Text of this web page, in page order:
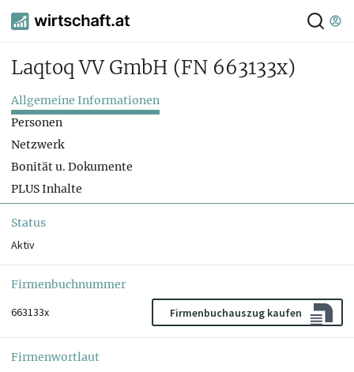
Laqtoq VV GmbH (FN 663133x)
Allgemeine Informationen
Personen
Netzwerk
Bonität u. Dokumente
PLUS Inhalte
Status
Aktiv
Firmenbuchnummer
663133x
Firmenbuchauszug kaufen
Firmenwortlaut